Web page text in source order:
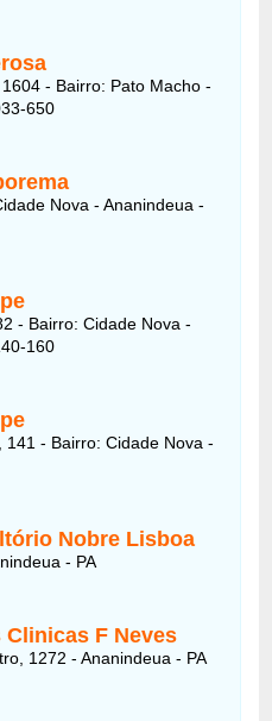
- Bairro: Pato Macho -
650
Nova - Ananindeua -
- Bairro: Cidade Nova -
160
- Bairro: Cidade Nova -
Nobre Lisboa
- PA
F Neves
1272 - Ananindeua - PA